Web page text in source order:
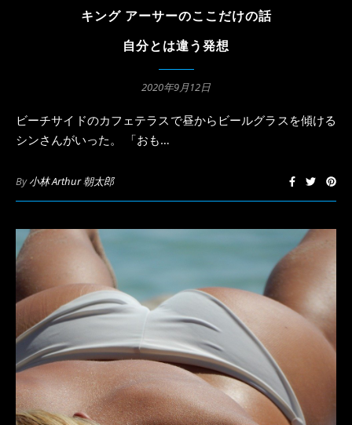
キング アーサーのここだけの話
自分とは違う発想
2020年9月12日
ビーチサイドのカフェテラスで昼からビールグラスを傾ける
シンさんがいった。 「おも…
By小林 Arthur 朝太郎